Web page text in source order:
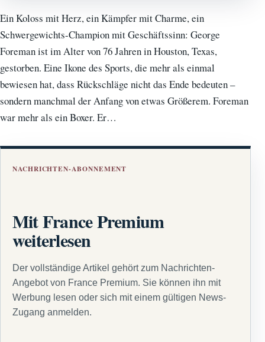
Ein Koloss mit Herz, ein Kämpfer mit Charme, ein
Schwergewichts-Champion mit Geschäftssinn: George
Foreman ist im Alter von 76 Jahren in Houston, Texas,
gestorben. Eine Ikone des Sports, die mehr als einmal
bewiesen hat, dass Rückschläge nicht das Ende bedeuten –
sondern manchmal der Anfang von etwas Größerem. Foreman
war mehr als ein Boxer. Er…
NACHRICHTEN-ABONNEMENT
Mit France Premium
weiterlesen
Der vollständige Artikel gehört zum Nachrichten-
Angebot von France Premium. Sie können ihn mit
Werbung lesen oder sich mit einem gültigen News-
Zugang anmelden.